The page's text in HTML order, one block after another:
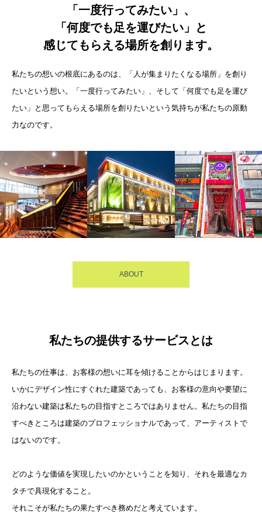
「一度行ってみたい」、
「何度でも足を運びたい」と
感じてもらえる場所を創ります。
私たちの想いの根底にあるのは、「人が集まりたくなる場所」を創り
たいという想い。「一度行ってみたい」、そして「何度でも足を運び
たい」と思ってもらえる場所を創りたいという気持ちが私たちの原動
力なのです。
ABOUT
私たちの提供するサービスとは
私たちの仕事は、お客様の想いに耳を傾けることからはじまります。
いかにデザイン性にすぐれた建築であっても、お客様の意向や要望に
沿わない建築は私たちの目指すところではありません。私たちの目指
すべきところは建築のプロフェッショナルであって、アーティストで
はないのです。
どのような価値を実現したいのかということを知り、それを最適なカ
タチで具現化すること。
それこそが私たちの果たすべき務めだと考えています。